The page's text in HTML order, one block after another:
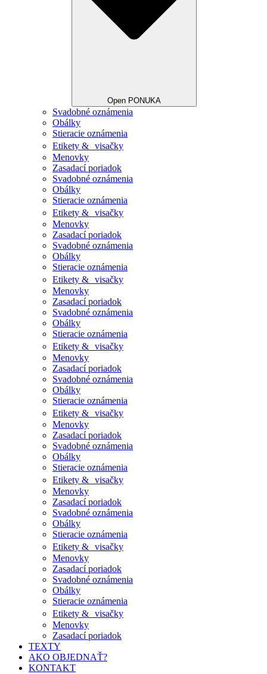
Open PONUKA
Svadobné oznámenia
Obálky
Stieracie oznámenia
Etikety & visačky
Menovky
Zasadací poriadok
Svadobné oznámenia
Obálky
Stieracie oznámenia
Etikety & visačky
Menovky
Zasadací poriadok
Svadobné oznámenia
Obálky
Stieracie oznámenia
Etikety & visačky
Menovky
Zasadací poriadok
Svadobné oznámenia
Obálky
Stieracie oznámenia
Etikety & visačky
Menovky
Zasadací poriadok
Svadobné oznámenia
Obálky
Stieracie oznámenia
Etikety & visačky
Menovky
Zasadací poriadok
Svadobné oznámenia
Obálky
Stieracie oznámenia
Etikety & visačky
Menovky
Zasadací poriadok
Svadobné oznámenia
Obálky
Stieracie oznámenia
Etikety & visačky
Menovky
Zasadací poriadok
Svadobné oznámenia
Obálky
Stieracie oznámenia
Etikety & visačky
Menovky
Zasadací poriadok
TEXTY
AKO OBJEDNAŤ?
KONTAKT